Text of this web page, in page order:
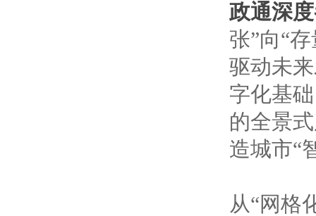
政通深
张”向“
驱动未
字化基
的全景
造城市“
从“网格